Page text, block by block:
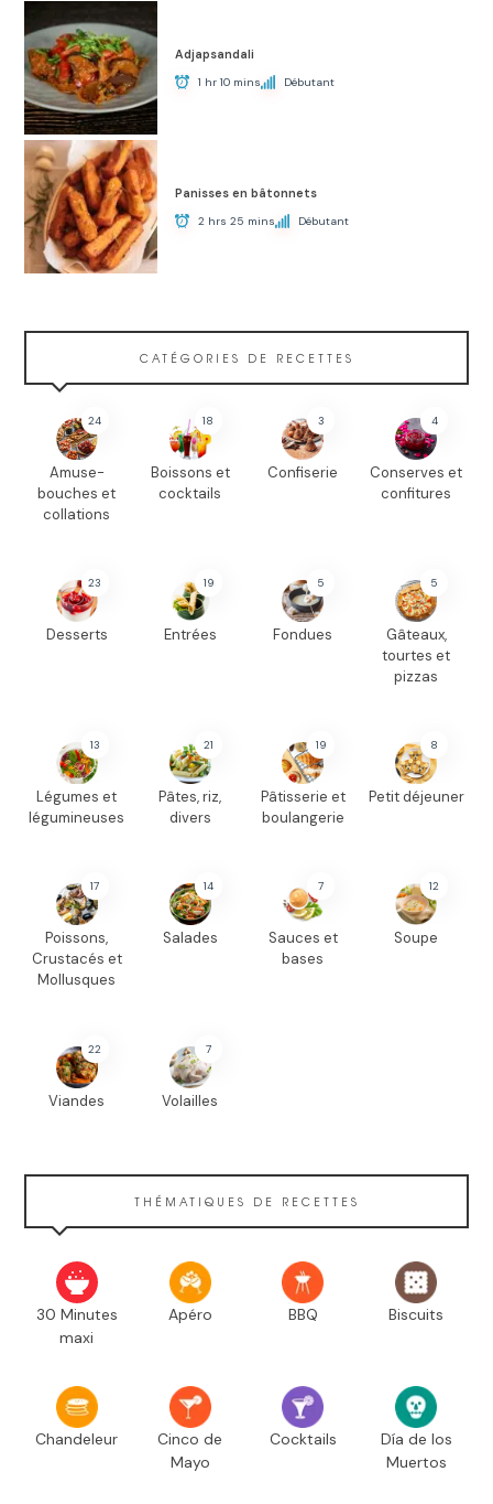
Adjapsandali
1 hr 10 mins Débutant
Panisses en bâtonnets
2 hrs 25 mins Débutant
CATÉGORIES DE RECETTES
24
Amuse-
bouches et
collations
18
Boissons et
cocktails
3
Confiserie
4
Conserves et
confitures
23
Desserts
19
Entrées
5
Fondues
5
Gâteaux,
tourtes et
pizzas
13
Légumes et
légumineuses
21
Pâtes, riz,
divers
19
Pâtisserie et
boulangerie
8
Petit déjeuner
17
Poissons,
Crustacés et
Mollusques
14
Salades
7
Sauces et
bases
12
Soupe
22
Viandes
7
Volailles
THÉMATIQUES DE RECETTES
30 Minutes
maxi
Apéro BBQ Biscuits
Chandeleur
Cinco de
Mayo
Cocktails
Día de los
Muertos